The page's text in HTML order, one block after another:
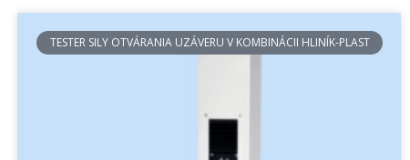
TESTER SILY OTVÁRANIA UZÁVERU V KOMBINÁCII HLINÍK-PLAST